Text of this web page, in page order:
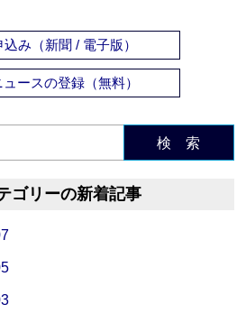
み（新聞 / 電子版）
ュースの登録（無料）
検 索
ゴリーの新着記事